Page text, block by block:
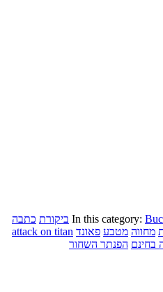
In this category: ביקורת כתבה
מחווה מטבע פאונד attack on titan
בחינם הפנתר השחור